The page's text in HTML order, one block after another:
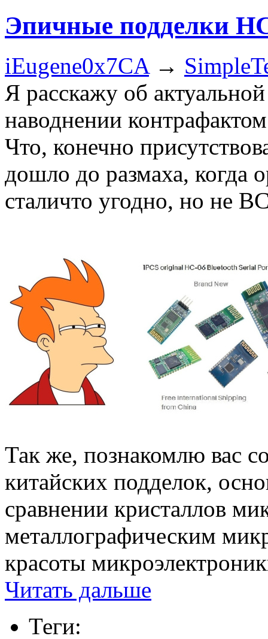
Эпичные подделки
iEugene0x7CA→
Я расскажу об
наводнении
Что, конечно
дошло до размаха, когда
сталичто угодно, но не
Так же, познакомлю вас
китайских подделок,
сравнении кристаллов
металлографическим
красоты
Читать дальше
Теги: